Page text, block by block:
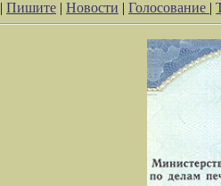
| Пишите | Новости | Голосование |